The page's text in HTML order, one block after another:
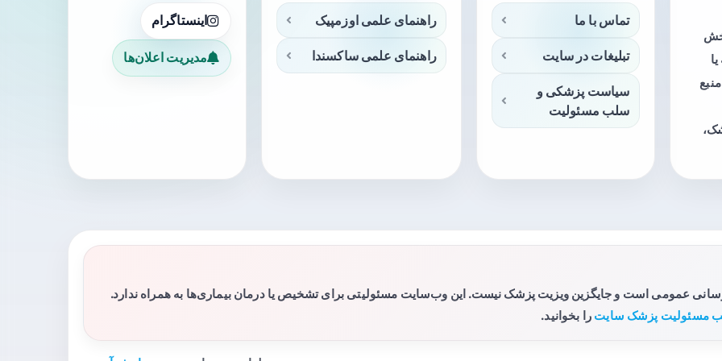
تماس با ما
تبلیغات در سایت
سیاست پزشکی و
سلب مسئولیت
راهنمای علمی اوزمپیک
راهنمای علمی ساکسندا
اینستاگرام
مدیریت اعلان‌ها
عمومی است و جایگزین ویزیت پزشک نیست. این وب‌سایت مسئولیتی برای تشخیص یا درمان بیماری‌ها به همراه ندارد.
مسئولیت پزشک سایت را بخوانید.